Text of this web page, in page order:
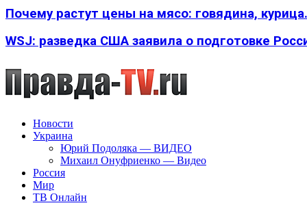
Почему растут цены на мясо: говядина,
WSJ: разведка США заявила о подготовке
Новости
Украина
Юрий Подоляка — ВИДЕО
Михаил Онуфриенко — Видео
Россия
Мир
ТВ Онлайн